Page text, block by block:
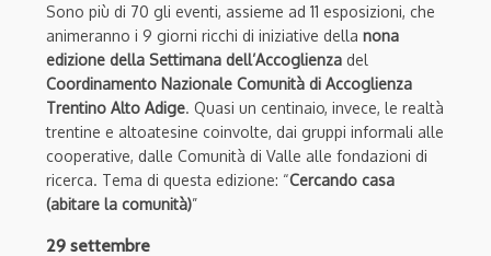
Sono più di 70 gli eventi, assieme ad 11 esposizioni, che
animeranno i 9 giorni ricchi di iniziative della nona
edizione della Settimana dell’Accoglienza del
Coordinamento Nazionale Comunità di Accoglienza
Trentino Alto Adige. Quasi un centinaio, invece, le realtà
trentine e altoatesine coinvolte, dai gruppi informali alle
cooperative, dalle Comunità di Valle alle fondazioni di
ricerca. Tema di questa edizione: “Cercando casa
(abitare la comunità)”
29 settembre